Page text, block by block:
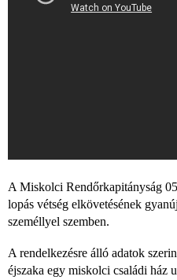
A Miskolci Rendőrkapitányság
lopás vétség elkövetésének
személlyel szemben.
A rendelkezésre álló adatok
éjszaka egy miskolci családi ház